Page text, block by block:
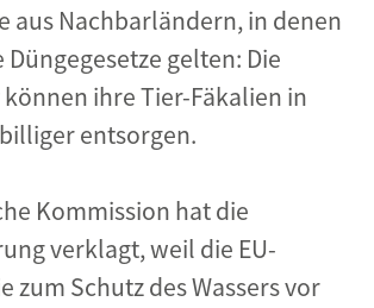
aus Nachbarländern, in denen
gelten: Die
ihre Tier-Fäkalien in
entsorgen.
Kommission hat die
verklagt, weil die EU-
zum Schutz des Wassers vor